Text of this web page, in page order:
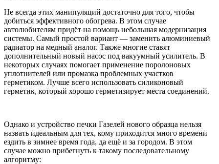
Не всегда этих манипуляций достаточно для того, чтобы
добиться эффективного обогрева. В этом случае
автолюбителям придёт на помощь небольшая модернизация
системы. Самый простой вариант — заменить алюминиевый
радиатор на медный аналог. Также многие ставят
дополнительный новый насос под вакуумный усилитель. В
некоторых случаях помогает применение поролоновых
уплотнителей или промазка проблемных участков
герметиком. Лучше всего использовать силиконовый
герметик, который хорошо герметизирует места соединений.
Однако и устройство печки Газелей нового образца нельзя
назвать идеальным для тех, кому приходится много времени
ездить в зимнее время года, да ещё и за городом. В этом
случае можно прибегнуть к такому последовательному
алгоритму: